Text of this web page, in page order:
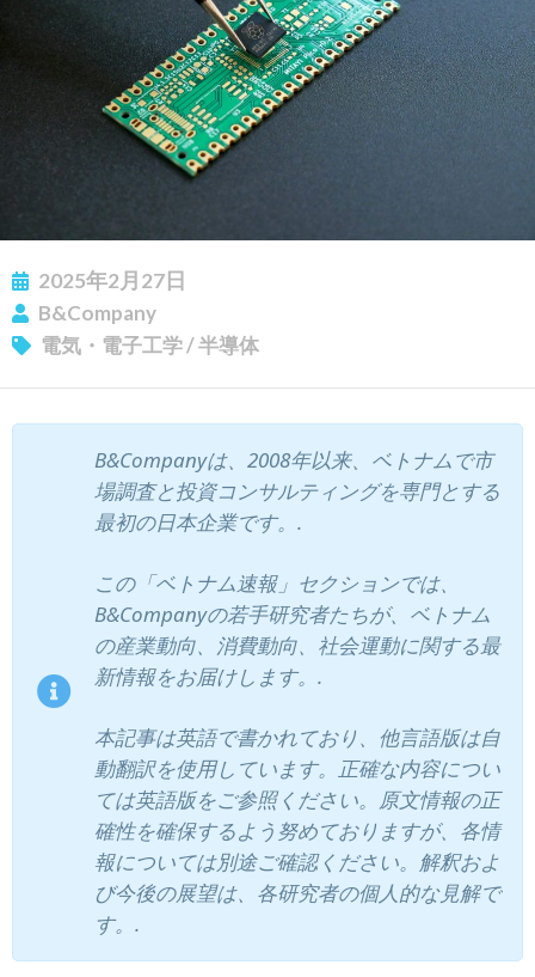
2025年2月27日
B&Company
電気・電子工学/半導体
B&Companyは、2008年以来、ベトナムで市
場調査と投資コンサルティングを専門とする
最初の日本企業です。.
この「ベトナム速報」セクションでは、
B&Companyの若手研究者たちが、ベトナム
の産業動向、消費動向、社会運動に関する最
新情報をお届けします。.
本記事は英語で書かれており、他言語版は自
動翻訳を使用しています。正確な内容につい
ては英語版をご参照ください。原文情報の正
確性を確保するよう努めておりますが、各情
報については別途ご確認ください。解釈およ
び今後の展望は、各研究者の個人的な見解で
す。.